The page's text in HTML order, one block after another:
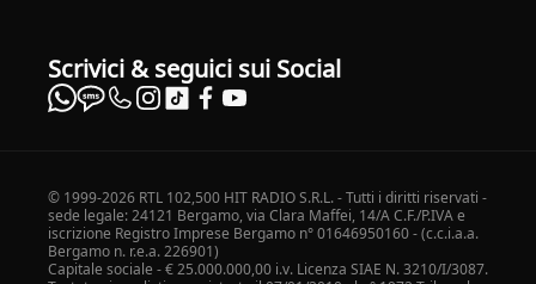
Scrivici & seguici sui Social
© 1999-2026 RTL 102,500 HIT RADIO S.R.L. - Tutti i diritti riservati -
sede legale: 24121 Bergamo, via Clara Maffei, 14/A C.F./P.IVA e
iscrizione Registro Imprese Bergamo n° 01646950160 - (c.c.i.a.a.
Bergamo n. r.e.a. 226901)
Capitale sociale - € 25.000.000,00 i.v. Licenza SIAE N. 3210/I/3087.